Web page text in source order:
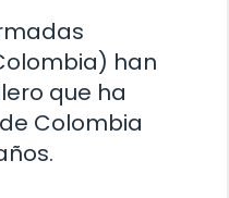
han
que ha
Colombia